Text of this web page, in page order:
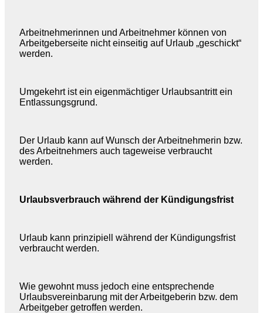
Arbeitnehmerinnen und Arbeitnehmer können von
Arbeitgeberseite nicht einseitig auf Urlaub „geschickt“
werden.
Umgekehrt ist ein eigenmächtiger Urlaubsantritt ein
Entlassungsgrund.
Der Urlaub kann auf Wunsch der Arbeitnehmerin bzw.
des Arbeitnehmers auch tageweise verbraucht
werden.
Urlaubsverbrauch während der Kündigungsfrist
Urlaub kann prinzipiell während der Kündigungsfrist
verbraucht werden.
Wie gewohnt muss jedoch eine entsprechende
Urlaubsvereinbarung mit der Arbeitgeberin bzw. dem
Arbeitgeber getroffen werden.